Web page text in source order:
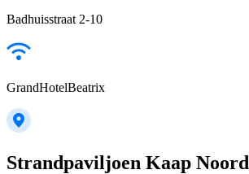
Badhuisstraat 2-10
GrandHotelBeatrix
Strandpaviljoen Kaap Noord